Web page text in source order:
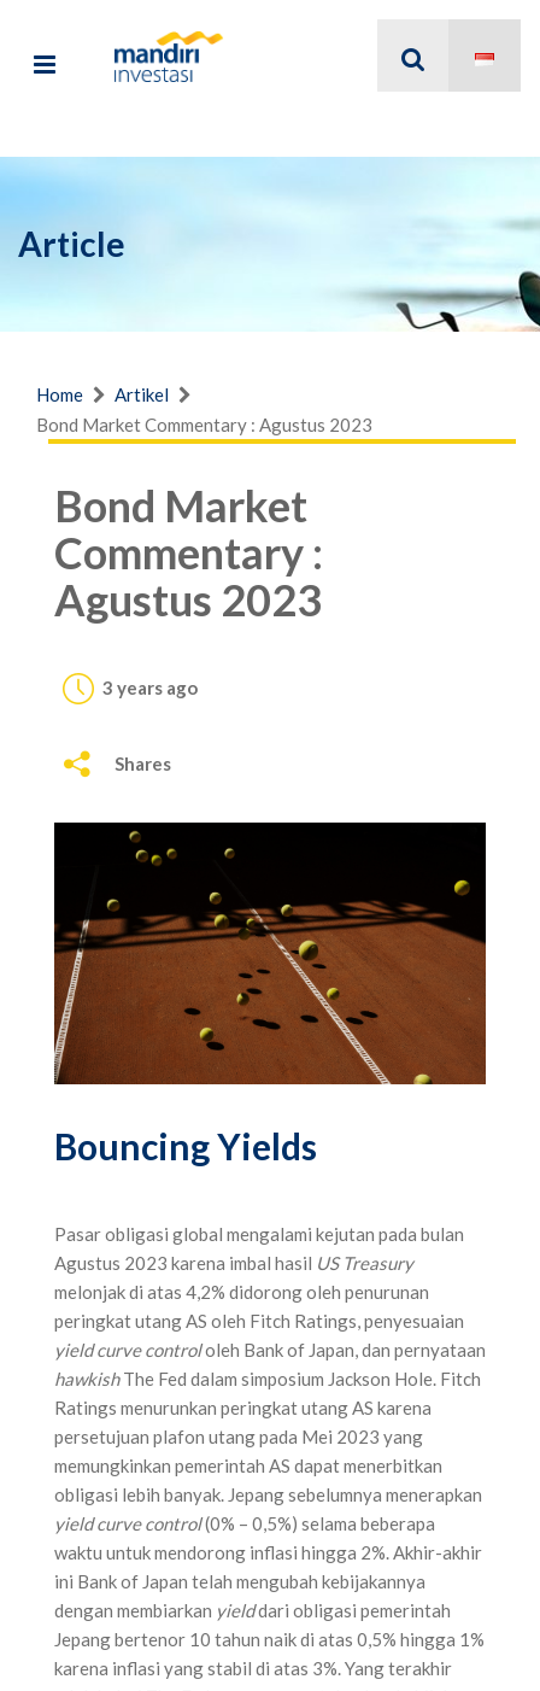
Article
Home
Artikel
Bond Market Commentary : Agustus 2023
Bond Market
Commentary :
Agustus 2023
3 years ago
Shares
Bouncing Yields
Pasar obligasi global mengalami kejutan pada bulan
Agustus 2023 karena imbal hasil US Treasury
melonjak di atas 4,2% didorong oleh penurunan
peringkat utang AS oleh Fitch Ratings, penyesuaian
yield curve controloleh Bank of Japan, dan pernyataan
hawkishThe Fed dalam simposium Jackson Hole. Fitch
Ratings menurunkan peringkat utang AS karena
persetujuan plafon utang pada Mei 2023 yang
memungkinkan pemerintah AS dapat menerbitkan
obligasi lebih banyak. Jepang sebelumnya menerapkan
yield curve control(0% – 0,5%) selama beberapa
waktu untuk mendorong inflasi hingga 2%. Akhir-akhir
ini Bank of Japan telah mengubah kebijakannya
dengan membiarkan yielddari obligasi pemerintah
Jepang bertenor 10 tahun naik di atas 0,5% hingga 1%
karena inflasi yang stabil di atas 3%. Yang terakhir